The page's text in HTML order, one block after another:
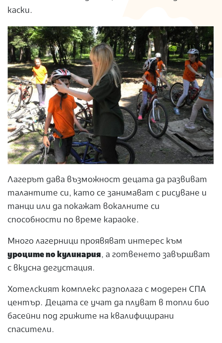
каски.
Лагерът дава възможност децата да развиват
талантите си, като се занимават с рисуване и
танци или да покажат вокалните си
способности по време караоке.
Много лагерници проявяват интерес към
уроците по кулинария, а готвенето завършват
с вкусна дегустация.
Хотелският комплекс разполага с модерен СПА
център. Децата се учат да плуват в топли био
басейни под грижите на квалифицирани
спасители.